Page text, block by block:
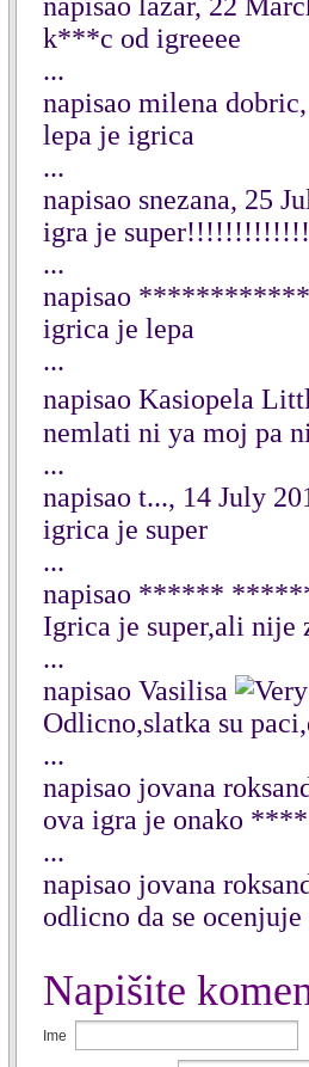
k***c od igreeee
...
napisao milena
lepa je igrica
...
napisao snezana, 25
igra je
...
napisao
igrica je lepa
...
napisao Kasiopela
nemlati ni ya moj pa
...
napisao t..., 14 July
igrica je super
...
napisao ******
Igrica je super,ali nije
...
napisao Vasilisa
Odlicno,slatka su
...
napisao jovana
ova igra je onako
...
napisao jovana
odlicno da se
Napišite
Ime